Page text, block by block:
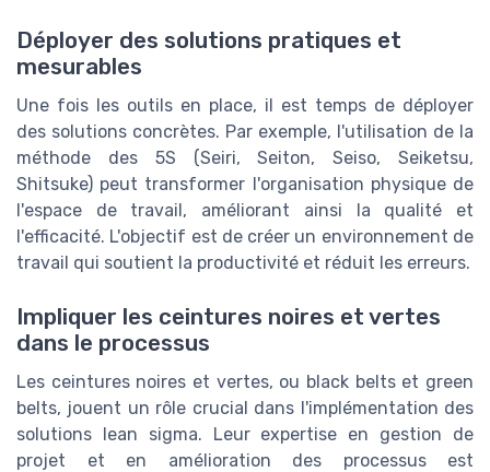
Déployer des solutions pratiques et
mesurables
Une fois les outils en place, il est temps de déployer
des solutions concrètes. Par exemple, l'utilisation de la
méthode des 5S (Seiri, Seiton, Seiso, Seiketsu,
Shitsuke) peut transformer l'organisation physique de
l'espace de travail, améliorant ainsi la qualité et
l'efficacité. L'objectif est de créer un environnement de
travail qui soutient la productivité et réduit les erreurs.
Impliquer les ceintures noires et vertes
dans le processus
Les ceintures noires et vertes, ou black belts et green
belts, jouent un rôle crucial dans l'implémentation des
solutions lean sigma. Leur expertise en gestion de
projet et en amélioration des processus est